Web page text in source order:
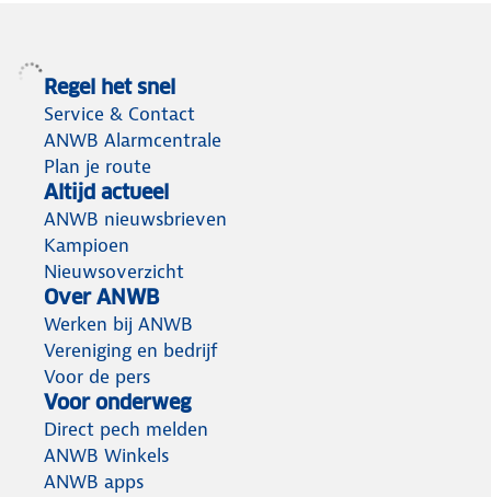
Regel het snel
Service & Contact
ANWB Alarmcentrale
Plan je route
Altijd actueel
ANWB nieuwsbrieven
Kampioen
Nieuwsoverzicht
Over ANWB
Werken bij ANWB
Vereniging en bedrijf
Voor de pers
Voor onderweg
Direct pech melden
ANWB Winkels
ANWB apps